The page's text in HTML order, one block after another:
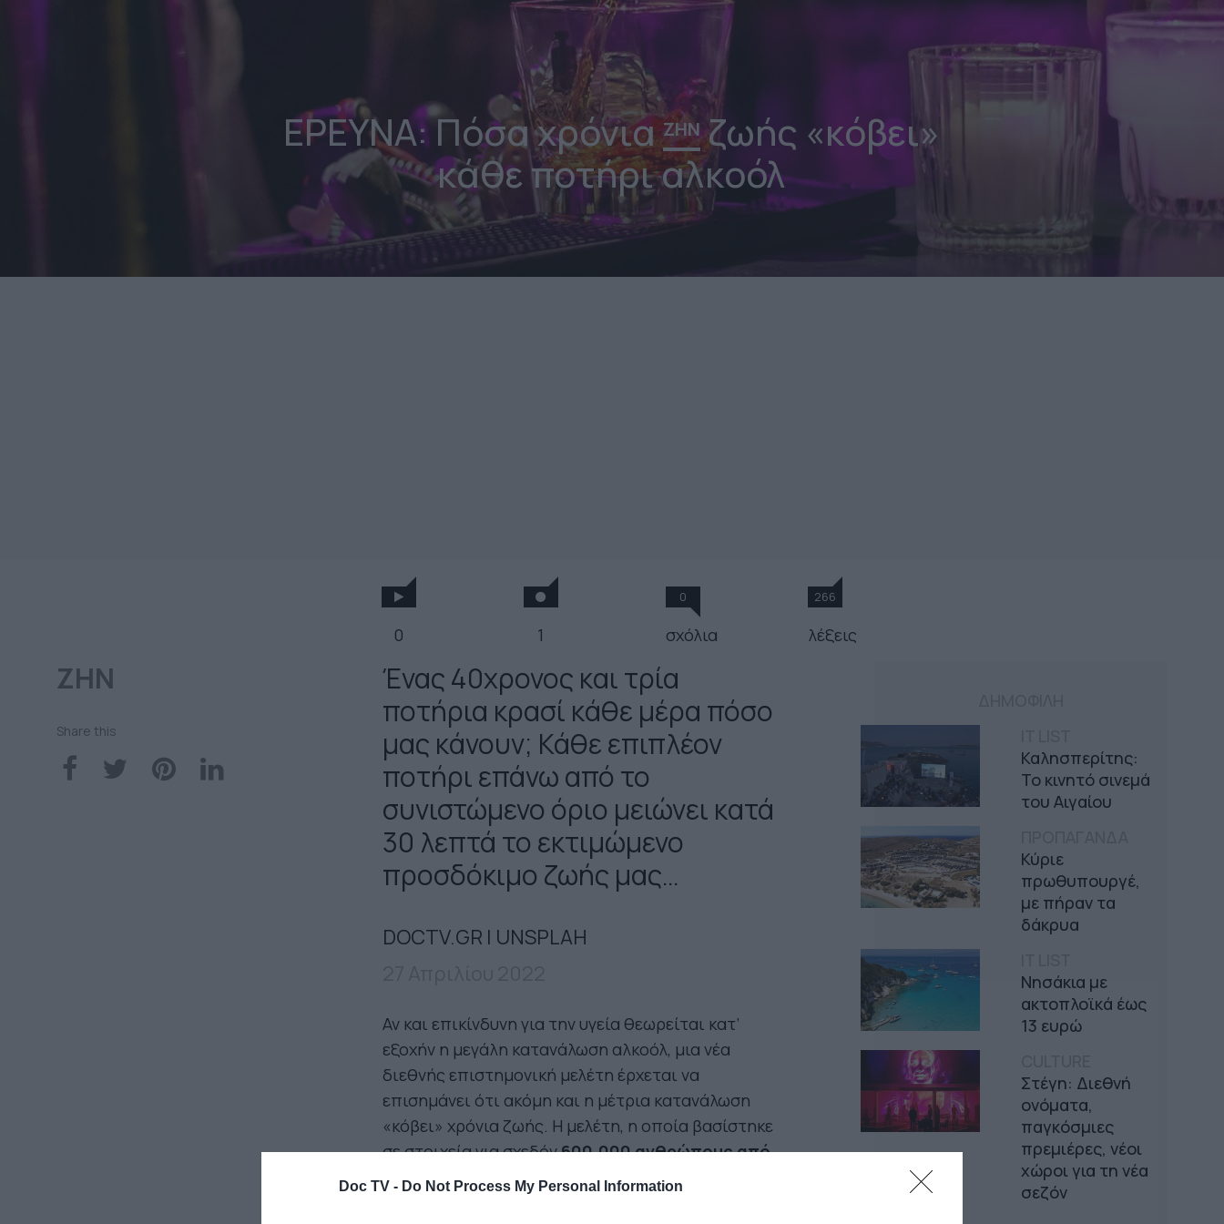
Doc TV - Do Not Process My Personal Information
ΕΡΕΥΝΑ: Πόσα χρόνιαΖΗΝζωής «κόβει»
κάθε ποτήρι αλκοόλ
0 1
0
σχόλια
266
λέξεις
ΖΗΝ
Share this
Καλησπερίτης:
Το κινητό σινεμά
του Αιγαίου
Κύριε
πρωθυπουργέ,
με πήραν τα
δάκρυα
Νησάκια με
ακτοπλοϊκά έως
13 ευρώ
Στέγη: Διεθνή
ονόματα,
παγκόσμιες
πρεμιέρες, νέοι
χώροι για τη νέα
σεζόν
Ένας 40χρονος και τρία
ποτήρια κρασί κάθε μέρα πόσο
μας κάνουν; Κάθε επιπλέον
ποτήρι επάνω από το
συνιστώμενο όριο μειώνει κατά
30 λεπτά το εκτιμώμενο
προσδόκιμο ζωής μας…
DOCTV.GR | UNSPLAH
Αν και επικίνδυνη για την υγεία θεωρείται κατ’
εξοχήν η μεγάλη κατανάλωση αλκοόλ, μια νέα
διεθνής επιστημονική μελέτη έρχεται να
επισημάνει ότι ακόμη και η μέτρια κατανάλωση
«κόβει» χρόνια ζωής. Η μελέτη, η οποία βασίστηκε
σε στοιχεία για σχεδόν600.000 ανθρώπους από
19 χώρες , δημοσιεύτηκε στην ιατρική επιθεώρηση